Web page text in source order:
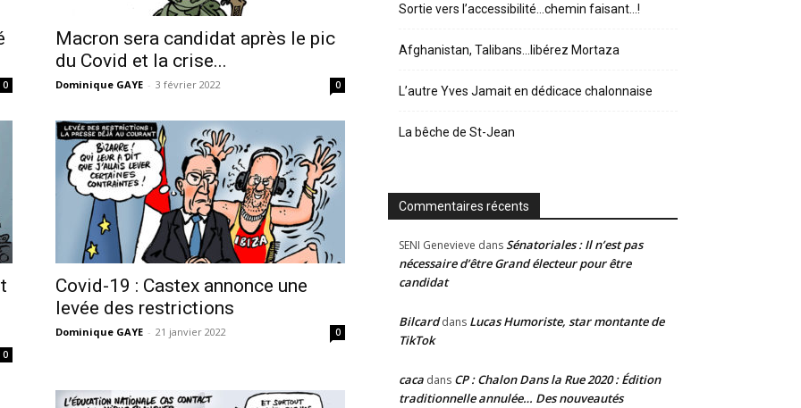
0
Macron sera candidat après le pic
du Covid et la crise...
Dominique GAYE - 3 février 2022 0
0
Covid-19 : Castex annonce une
levée des restrictions
Dominique GAYE - 21 janvier 2022 0
Sortie vers l’accessibilité…chemin faisant…!
Afghanistan, Talibans…libérez Mortaza
L’autre Yves Jamait en dédicace chalonnaise
La bêche de St-Jean
Commentaires récents
SENI Genevieve dansSénatoriales : Il n’est pas
nécessaire d’être Grand électeur pour être
candidat
Bilcarddans Lucas Humoriste, star montante de
TikTok
caca dans CP : Chalon Dans la Rue 2020 : Édition
traditionnelle annulée… Des nouveautés